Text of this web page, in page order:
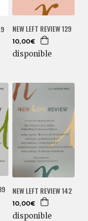
NEW LEFT REVIEW 129
10,00€
disponible
NEW LEFT REVIEW 142
10,00€
disponible